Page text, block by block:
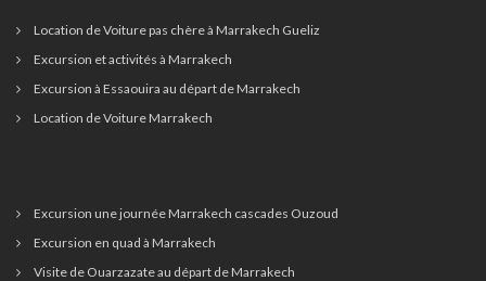
Location de Voiture pas chère à Marrakech Gueliz
Excursion et activités à Marrakech
Excursion à Essaouira au départ de Marrakech
Location de Voiture Marrakech
Excursion une journée Marrakech cascades Ouzoud
Excursion en quad à Marrakech
Visite de Ouarzazate au départ de Marrakech